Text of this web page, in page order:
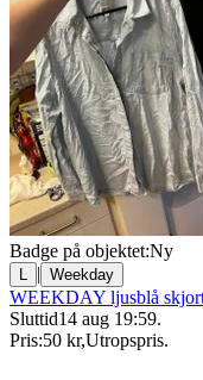
Badge på objektet:Ny
L | Weekday
WEEKDAY ljusblå
Sluttid14 aug 19:59.
Pris:50 kr,Utropspris.